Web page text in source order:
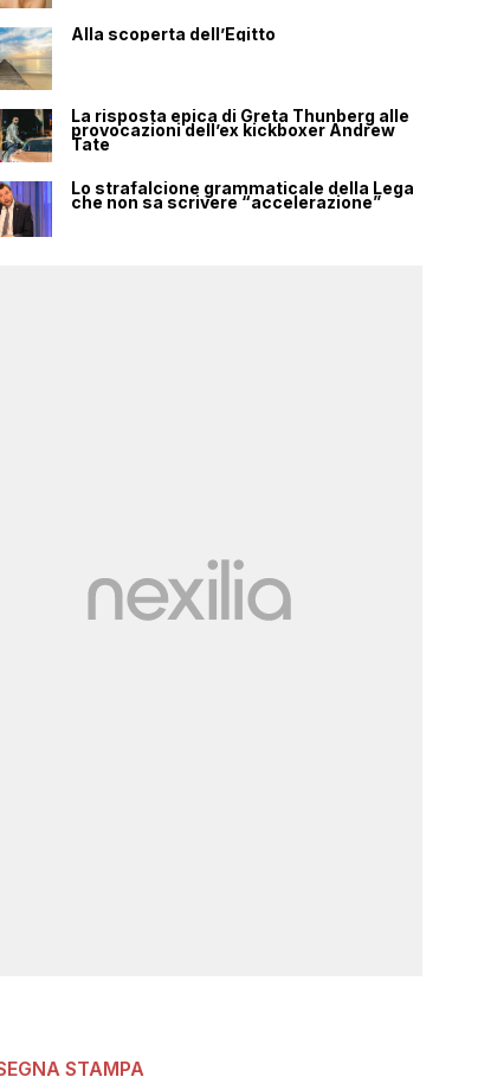
Alla scoperta dell’Egitto
La risposta epica di Greta Thunberg alle
provocazioni dell’ex kickboxer Andrew
Tate
Lo strafalcione grammaticale della Lega
che non sa scrivere “accelerazione”
STAMPA